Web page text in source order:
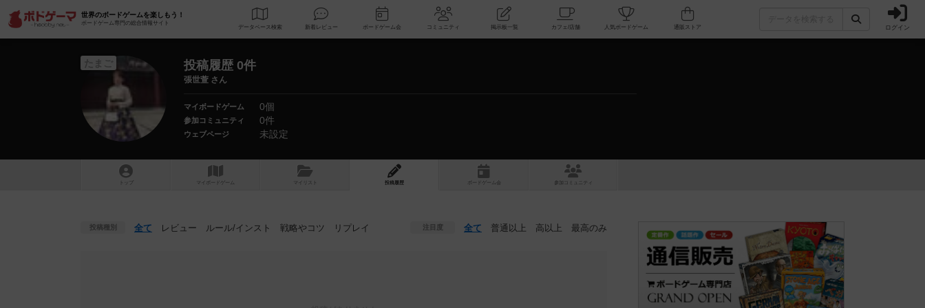
世界のボードゲームを楽しもう！
ボードゲーム専門の総合情報サイト
データベース 検索 新着レビュー ボードゲーム会 コミュニティ 掲示板一覧 カフェ/店舗 人気ボードゲーム ログイン
たまご 投稿履歴 0件
張世萱 さん
マイボードゲーム 0個
参加コミュニティ 0件
ウェブページ 未設定
トップ マイボードゲーム マイリスト 投稿履歴 ボ ドゲ ーム コミュニティ
投稿種別 全て レビュー ルール/インスト 戦略やコツ リプレイ 注目度 全て 普通以上 高以上 最高のみ